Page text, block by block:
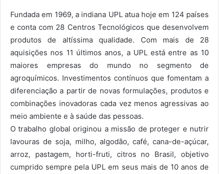
Fundada em 1969, a indiana UPL atua hoje em 124 países
e conta com 28 Centros Tecnológicos que desenvolvem
produtos de altíssima qualidade. Com mais de 28
aquisições nos 11 últimos anos, a UPL está entre as 10
maiores empresas do mundo no segmento de
agroquímicos. Investimentos contínuos que fomentam a
diferenciação a partir de novas formulações, produtos e
combinações inovadoras cada vez menos agressivas ao
meio ambiente e à saúde das pessoas.
O trabalho global originou a missão de proteger e nutrir
lavouras de soja, milho, algodão, café, cana-de-açúcar,
arroz, pastagem, horti-fruti, citros no Brasil, objetivo
cumprido sempre pela UPL em seus mais de 10 anos de